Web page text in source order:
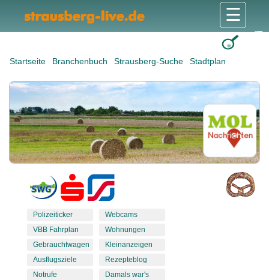
Startseite Branchenbuch Strausberg-Suche Stadtplan
☰
Polizeiticker
VBB Fahrplan
Gebrauchtwagen
Ausflugsziele
Notrufe
Webcams
Wohnungen
Kleinanzeigen
Rezepteblog
Damals war's